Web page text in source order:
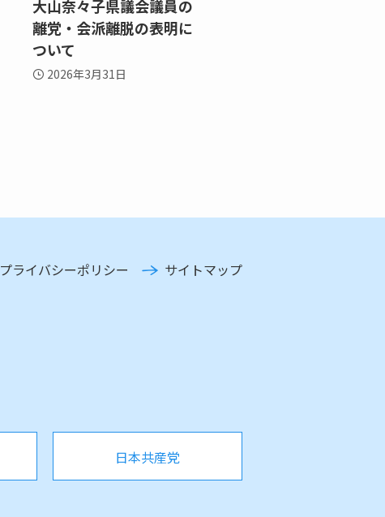
大山奈々子県議会議員の
離党・会派離脱の表明に
ついて
2026年3月31日
プライバシーポリシー サイトマップ
日本共産党